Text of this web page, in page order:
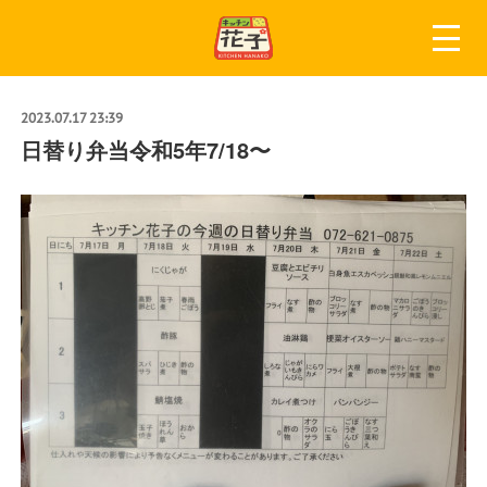
2023.07.17 23:39
日替り弁当令和5年7/18〜